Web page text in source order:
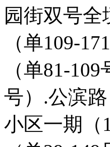
园街双号全
（单109-
（单81-
号）.公滨
小区一期（